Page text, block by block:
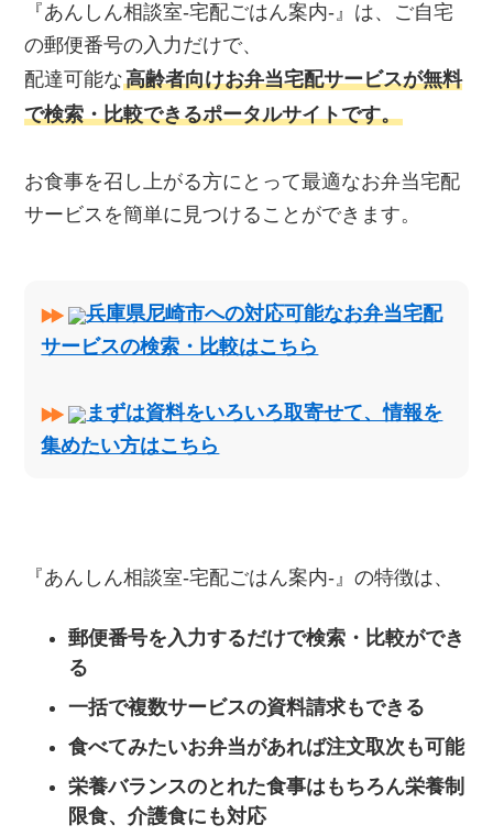
『あんしん相談室‐宅配ごはん案内‐』は、ご自宅
の郵便番号の入力だけで、
配達可能な高齢者向けお弁当宅配サービスが無料
で検索・比較できるポータルサイトです。
お食事を召し上がる方にとって最適なお弁当宅配
サービスを簡単に見つけることができます。
兵庫県尼崎市への対応可能なお弁当宅配
サービスの検索・比較はこちら
まずは資料をいろいろ取寄せて、情報を
集めたい方はこちら
『あんしん相談室‐宅配ごはん案内‐』の特徴は、
郵便番号を入力するだけで検索・比較ができ
る
一括で複数サービスの資料請求もできる
食べてみたいお弁当があれば注文取次も可能
栄養バランスのとれた食事はもちろん栄養制
限食、介護食にも対応